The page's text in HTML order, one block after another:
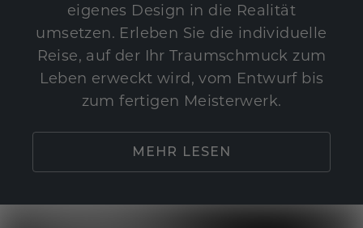
eigenes Design in die Realität
umsetzen. Erleben Sie die individuelle
Reise, auf der Ihr Traumschmuck zum
Leben erweckt wird, vom Entwurf bis
zum fertigen Meisterwerk.
MEHR LESEN